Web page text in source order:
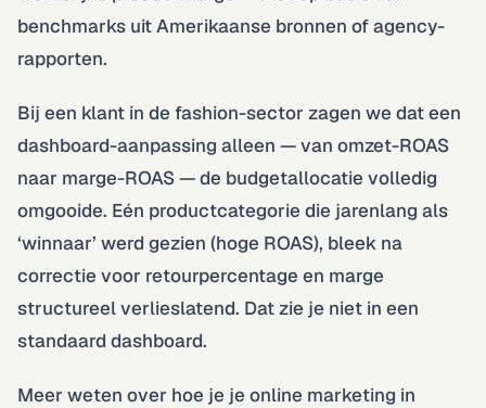
benchmarks uit Amerikaanse bronnen of agency-
rapporten.
Bij een klant in de fashion-sector zagen we dat een
dashboard-aanpassing alleen — van omzet-ROAS
naar marge-ROAS — de budgetallocatie volledig
omgooide. Eén productcategorie die jarenlang als
‘winnaar’ werd gezien (hoge ROAS), bleek na
correctie voor retourpercentage en marge
structureel verlieslatend. Dat zie je niet in een
standaard dashboard.
Meer weten over hoe je je online marketing in